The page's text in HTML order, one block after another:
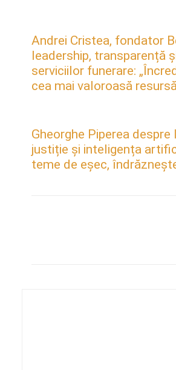
Andrei Cristea, fondator
leadership, transparență
serviciilor funerare:
cea mai valoroasă
Gheorghe Piperea despre
justiție și inteligența
teme de eșec,